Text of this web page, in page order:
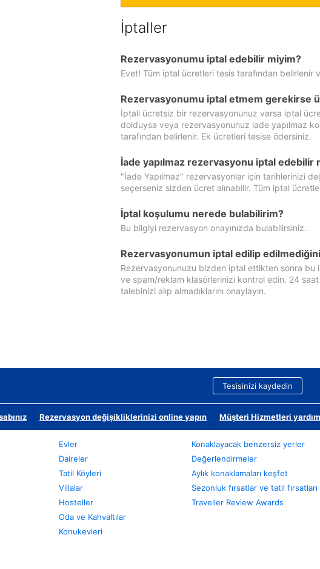
İptaller
Rezervasyonumu iptal edebilir miyim?
Evet! Tüm iptal ücretleri tesis tarafından belirlenir
Rezervasyonumu iptal etmem gerekirse
İptali ücretsiz bir rezervasyonunuz varsa iptal
dolduysa veya rezervasyonunuz iade yapılmaz
tarafından belirlenir. Ek ücretleri tesise ödersiniz.
İade yapılmaz rezervasyonu iptal
"İade Yapılmaz" rezervasyonlar için tarihlerinizi
seçerseniz sizden ücret alınabilir. Tüm iptal
İptal koşulumu nerede bulabilirim?
Bu bilgiyi rezervasyon onayınızda bulabilirsiniz.
Rezervasyonumun iptal edilip
Rezervasyonunuzu bizden iptal ettikten sonra bu
ve spam/reklam klasörlerinizi kontrol edin. 24
talebinizi alıp almadıklarını onaylayın.
Tesisinizi kaydedin
Rezervasyon değişikliklerinizi online yapın Müşteri Hizmetleri
Evler
Daireler
Tatil Köyleri
Villalar
Hosteller
Oda ve Kahvaltılar
Konukevleri
Konaklayacak benzersiz yerler
Değerlendirmeler
Aylık konaklamaları keşfet
Sezonluk fırsatlar ve tatil fırsatları
Traveller Review Awards